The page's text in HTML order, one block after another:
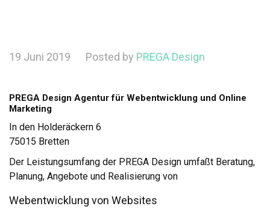
19 Juni 2019 Posted by PREGA Design
PREGA Design Agentur für Webentwicklung und Online
Marketing
In den Holderäckern 6
75015 Bretten
Der Leistungsumfang der PREGA Design umfaßt Beratung,
Planung, Angebote und Realisierung von
Webentwicklung von Websites